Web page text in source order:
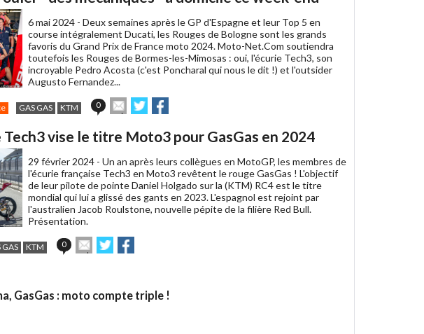
ami
6 mai 2024 - Deux semaines après le GP d'Espagne et leur Top 5 en
course intégralement Ducati, les Rouges de Bologne sont les grands
favoris du Grand Prix de France moto 2024. Moto-Net.Com soutiendra
toutefois les Rouges de Bormes-les-Mimosas : oui, l'écurie Tech3, son
incroyable Pedro Acosta (c'est Poncharal qui nous le dit !) et l'outsider
Augusto Fernandez...
GAS GAS KTM 0
Envoyer
cet
à
ami
Partager
sur sur
Tech3 vise le titre Moto3 pour GasGas en 2024
29 février 2024 - Un an après leurs collègues en MotoGP, les membres de
l'écurie française Tech3 en Moto3 revêtent le rouge GasGas ! L'objectif
de leur pilote de pointe Daniel Holgado sur la (KTM) RC4 est le titre
mondial qui lui a glissé des gants en 2023. L'espagnol est rejoint par
l'australien Jacob Roulstone, nouvelle pépite de la filière Red Bull.
Présentation.
GAS KTM 0
Envoyer
cet
un
ami
Partager
sur sur
GasGas : moto compte triple !